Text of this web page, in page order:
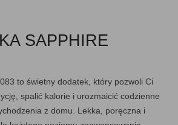
SAPPHIRE
to świetny dodatek, który pozwoli Ci
spalić kalorie i urozmaicić codzienne
z domu. Lekka, poręczna i